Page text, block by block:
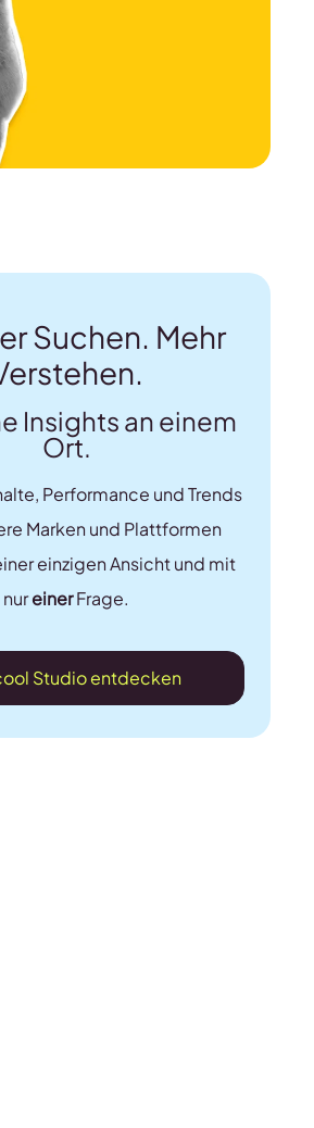
Suchen. Mehr
Insights an einem
Ort.
Performance und Trends
Marken und Plattformen
einzigen Ansicht und mit
nureinerFrage.
Studio entdecken